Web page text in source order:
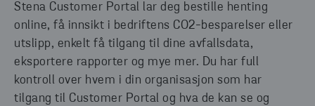
Stena Customer Portal lar deg bestille henting
online, få innsikt i bedriftens CO2-besparelser eller
utslipp, enkelt få tilgang til dine avfallsdata,
eksportere rapporter og mye mer. Du har full
kontroll over hvem i din organisasjon som har
tilgang til Customer Portal og hva de kan se og